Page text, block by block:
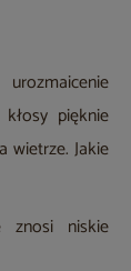
pięknie
wietrze. Jakie
znosi niskie